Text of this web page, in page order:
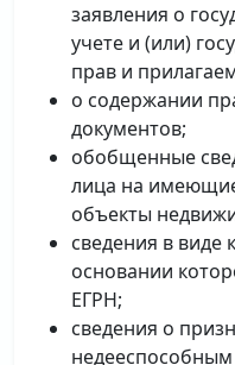
заявления о
учете и (или)
прав и
о содержании
документов;
обобщенные
лица на
объекты
сведения в виде
основании
ЕГРН;
сведения о